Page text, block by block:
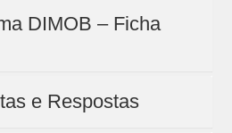
DIMOB – Ficha
e Respostas